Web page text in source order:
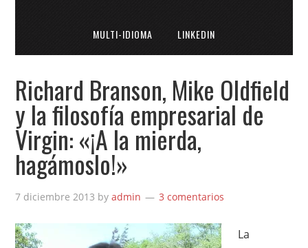
MULTI-IDIOMA LINKEDIN
Richard Branson, Mike Oldfield
y la filosofía empresarial de
Virgin: «¡A la mierda,
hagámoslo!»
7 diciembre 2013 byadmin 3 comentarios
La